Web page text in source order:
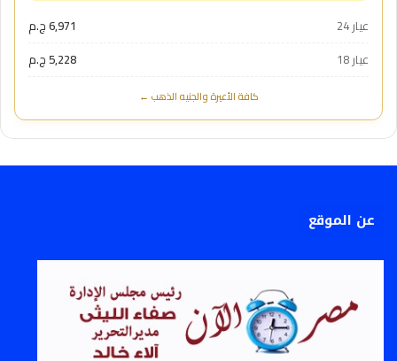
عيار 24
6,971 ج.م
عيار 18
5,228 ج.م
كافة الأعيرة والجنيه الذهب ←
عن الموقع